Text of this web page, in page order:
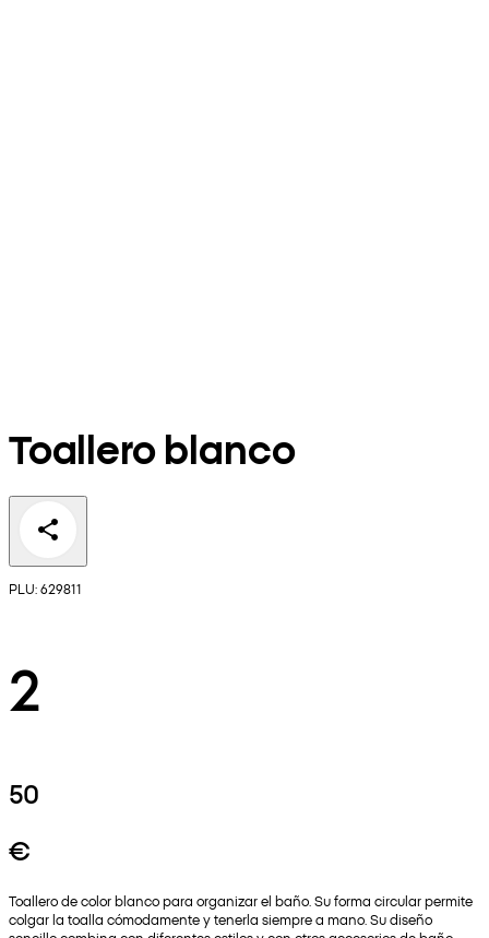
Toallero blanco
PLU: 629811
2
50
€
Toallero de color blanco para organizar el baño. Su forma circular permite
colgar la toalla cómodamente y tenerla siempre a mano. Su diseño